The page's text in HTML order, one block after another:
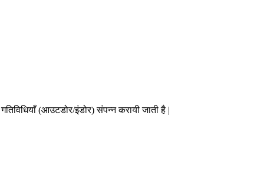
(आउटडोर/इंडोर) संपन्न करायी जाती है |